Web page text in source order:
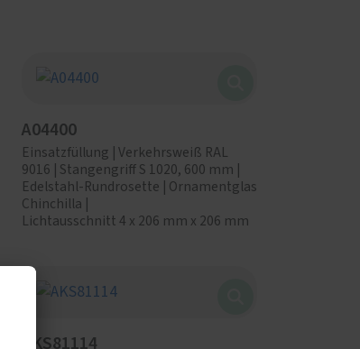
A04400
Einsatzfüllung | Verkehrsweiß RAL
9016 | Stangengriff S 1020, 600 mm |
Edelstahl-Rundrosette | Ornamentglas
Chinchilla |
Lichtausschnitt 4 x 206 mm x 206 mm
AKS81114